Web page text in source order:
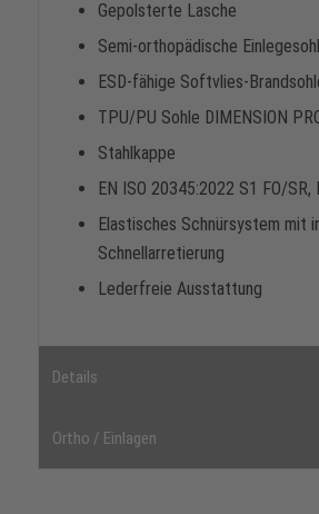
Gepolsterte Lasche
Semi-orthopädische
ESD-fähige Softvlies-
TPU/PU Sohle DIMENSION
Stahlkappe
EN ISO 20345:2022 S1 FO/SR,
Elastisches Schnürsystem mit
Schnellarretierung
Lederfreie Ausstattung
Details
Ortho / Einlagen